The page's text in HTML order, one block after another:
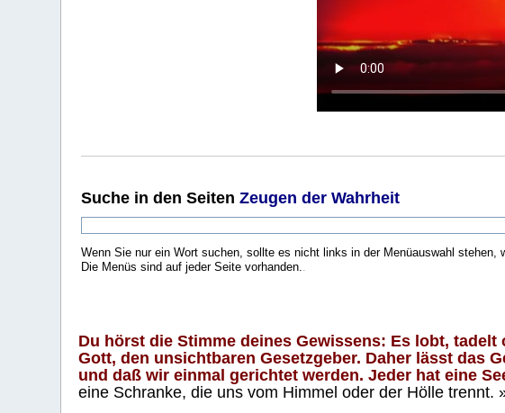
Suche in den SeitenZeugen der Wahrheit
Wenn Sie nur ein Wort suchen, sollte es nicht links in der Menüauswahl stehen,
Die Menüs sind auf jeder Seite vorhanden.
Du hörst die Stimme deines Gewissens: Es lobt,
Gott, den unsichtbaren Gesetzgeber. Daher lässt das
und daß wir einmal gerichtet werden. Jeder hat eine
eine Schranke, die uns vom Himmel oder der Hölle